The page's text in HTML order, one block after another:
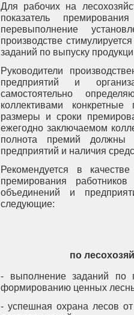
Для рабочих на
показатель
перевыполнение
производстве
заданий по выпуску
Руководители
предприятий и
самостоятельно
коллективами
размеры и сроки
ежегодно заключаемом
полнота премий должны
предприятий и наличия
Рекомендуется в
премирования работников
объединений и
следующие:
по
- выполнение заданий по
формированию ценных
- успешная охрана лесов